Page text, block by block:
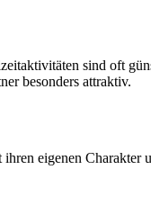
sind oft
besonders attraktiv.
ihren eigenen